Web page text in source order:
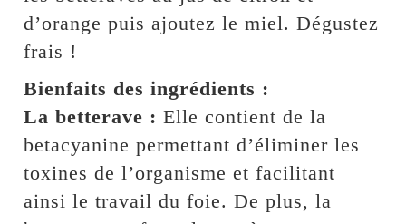
d’orange puis ajoutez le miel. Dégustez
frais !
Bienfaits des ingrédients :
La betterave : Elle contient de la
betacyanine permettant d’éliminer les
toxines de l’organisme et facilitant
ainsi le travail du foie. De plus, la